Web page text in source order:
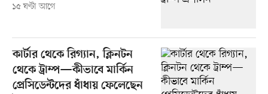
১৫ ঘণ্টা আগে
কার্টার থেকে রিগ্যান, ক্লিনটন
থেকে ট্রাম্প—কীভাবে মার্কিন
প্রেসিডেন্টদের ধাঁধায় ফেলেছেন